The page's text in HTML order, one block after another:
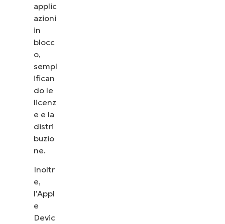
applic
azioni
in
blocc
o,
sempl
ifican
do le
licenz
e e la
distri
buzio
ne.
Inoltr
e,
l’Appl
e
Devic